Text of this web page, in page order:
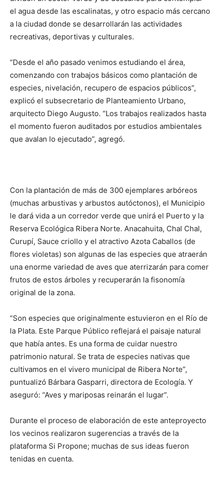
el agua desde las escalinatas, y otro espacio más cercano
a la ciudad donde se desarrollarán las actividades
recreativas, deportivas y culturales.
“Desde el año pasado venimos estudiando el área,
comenzando con trabajos básicos como plantación de
especies, nivelación, recupero de espacios públicos”,
explicó el subsecretario de Planteamiento Urbano,
arquitecto Diego Augusto. “Los trabajos realizados hasta
el momento fueron auditados por estudios ambientales
que avalan lo ejecutado”, agregó.
Con la plantación de más de 300 ejemplares arbóreos
(muchas arbustivas y arbustos autóctonos), el Municipio
le dará vida a un corredor verde que unirá el Puerto y la
Reserva Ecológica Ribera Norte. Anacahuita, Chal Chal,
Curupí, Sauce criollo y el atractivo Azota Caballos (de
flores violetas) son algunas de las especies que atraerán
una enorme variedad de aves que aterrizarán para comer
frutos de estos árboles y recuperarán la fisonomía
original de la zona.
“Son especies que originalmente estuvieron en el Río de
la Plata. Este Parque Público reflejará el paisaje natural
que había antes. Es una forma de cuidar nuestro
patrimonio natural. Se trata de especies nativas que
cultivamos en el vivero municipal de Ribera Norte”,
puntualizó Bárbara Gasparri, directora de Ecología. Y
aseguró: “Aves y mariposas reinarán el lugar”.
Durante el proceso de elaboración de este anteproyecto
los vecinos realizaron sugerencias a través de la
plataforma Si Propone; muchas de sus ideas fueron
tenidas en cuenta.